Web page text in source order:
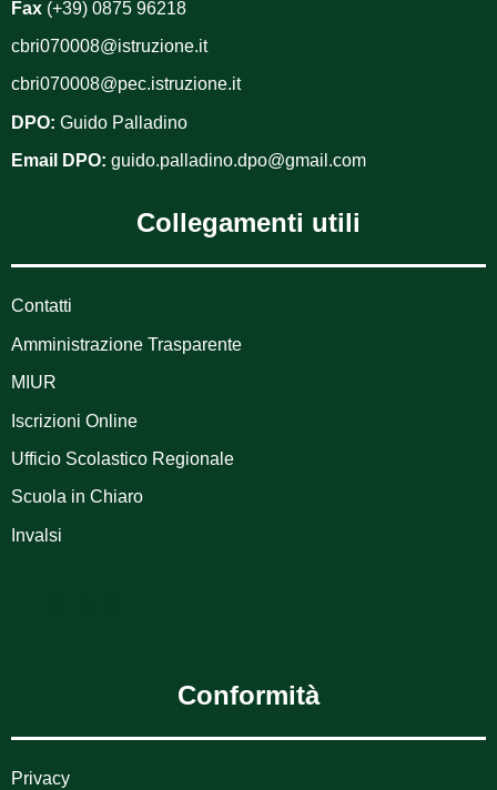
Fax (+39) 0875 96218
cbri070008@istruzione.it
cbri070008@pec.istruzione.it
DPO: Guido Palladino
Email DPO: guido.palladino.dpo@gmail.com
Collegamenti utili
Contatti
Amministrazione Trasparente
MIUR
Iscrizioni Online
Ufficio Scolastico Regionale
Scuola in Chiaro
Invalsi
Conformità
Privacy